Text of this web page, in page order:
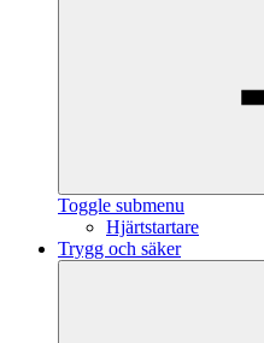
Toggle submenu
Hjärtstartare
Trygg och säker